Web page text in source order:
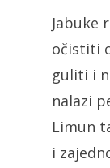
Jabuke
očistiti
guliti i
nalazi
Limun
i